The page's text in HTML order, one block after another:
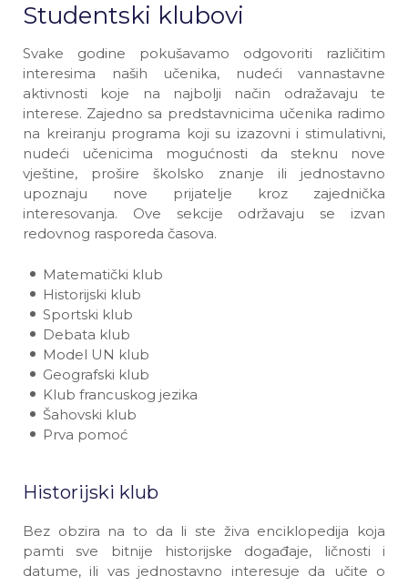
Studentski klubovi
Svake godine pokušavamo odgovoriti različitim
interesima naših učenika, nudeći vannastavne
aktivnosti koje na najbolji način odražavaju te
interese. Zajedno sa predstavnicima učenika radimo
na kreiranju programa koji su izazovni i stimulativni,
nudeći učenicima mogućnosti da steknu nove
vještine, prošire školsko znanje ili jednostavno
upoznaju nove prijatelje kroz zajednička
interesovanja. Ove sekcije održavaju se izvan
redovnog rasporeda časova.
Matematički klub
Historijski klub
Sportski klub
Debata klub
Model UN klub
Geografski klub
Klub francuskog jezika
Šahovski klub
Prva pomoć
Historijski klub
Bez obzira na to da li ste živa enciklopedija koja
pamti sve bitnije historijske događaje, ličnosti i
datume, ili vas jednostavno interesuje da učite o